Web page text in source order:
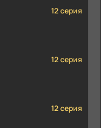
12 серия
12 серия
12 серия